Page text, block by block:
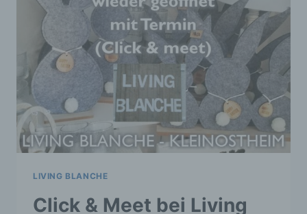
LIVING BLANCHE
Click & Meet bei Living